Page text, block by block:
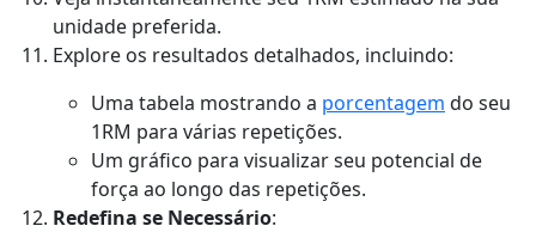
unidade preferida.
Explore os resultados detalhados, incluindo:
Uma tabela mostrando a porcentagem do seu
1RM para várias repetições.
Um gráfico para visualizar seu potencial de
força ao longo das repetições.
Redefina se Necessário: